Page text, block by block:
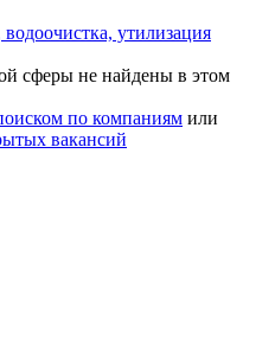
утилизация
сферы не найдены в этом
по компаниям или
вакансий